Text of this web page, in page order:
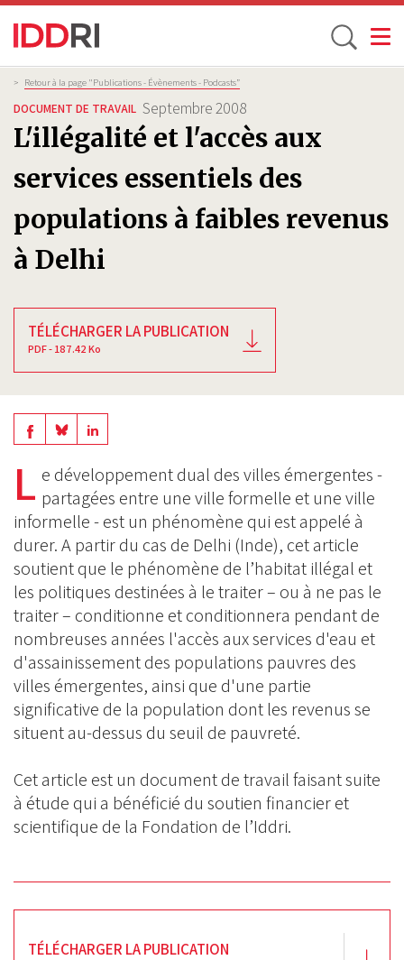
Aller
au
contenu
principal
Toggle
Fil
d'Ariane
> Retour à la page "Publications - Évènements - Podcasts”
DOCUMENT DE TRAVAIL Septembre 2008
L'illégalité et l'accès aux
services essentiels des
populations à faibles revenus
à Delhi
TÉLÉCHARGER LA PUBLICATION
PDF - 187.42 Ko
Share
on
Facebook
Share
BlueSky
Share
Linkedin
L e développement dual des villes émergentes -
partagées entre une ville formelle et une ville
informelle - est un phénomène qui est appelé à
durer. A partir du cas de Delhi (Inde), cet article
soutient que le phénomène de l’habitat illégal et
les politiques destinées à le traiter – ou à ne pas le
traiter – conditionne et conditionnera pendant de
nombreuses années l'accès aux services d'eau et
d'assainissement des populations pauvres des
villes émergentes, ainsi que d'une partie
significative de la population dont les revenus se
situent au-dessus du seuil de pauvreté.
Cet article est un document de travail faisant suite
à étude qui a bénéficié du soutien financier et
scientifique de la Fondation de l’Iddri.
TÉLÉCHARGER LA PUBLICATION